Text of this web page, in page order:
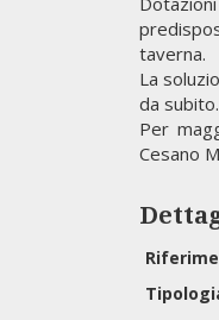
taverna.
La
da subito.
Per
Cesano